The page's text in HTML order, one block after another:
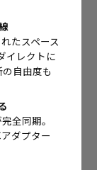
たスペース
イレクトに
自由度も
全同期。
ダプター